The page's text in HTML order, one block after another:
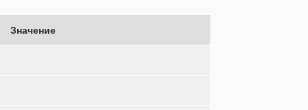
Значение